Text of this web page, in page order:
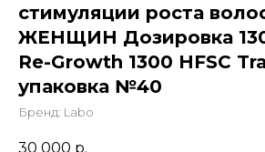
стимуляции роста
ЖЕНЩИН Дозировка
Re-Growth 1300 HFSC
упаковка №40
Бренд: Labo
30 000 р.